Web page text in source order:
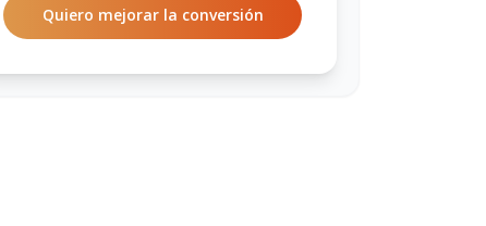
Quiero mejorar la conversión